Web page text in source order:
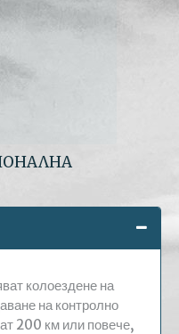
колоездене на
на контролно
200 км или повече,